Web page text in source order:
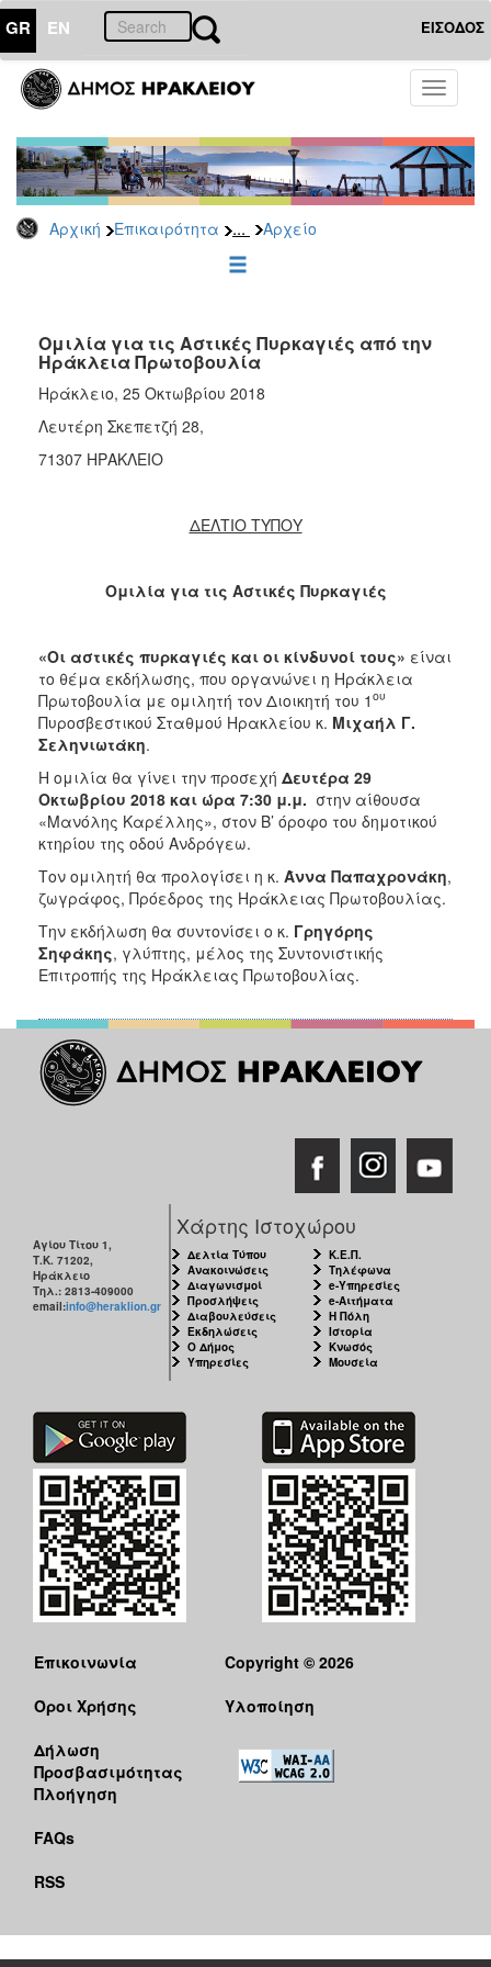
GR EN ΕΙΣΟΔΟΣ
Toggle
Αρχική Επικαιρότητα ... Αρχείο
ΕΠΙΚΑΙΡΟΤΗΤΑ
Παρατάξεις
Αρχείο
ΕΠΙΣΚΕΠΤΗΣ
ΗΡΑΚΛΕΙΟ
Ομιλία για τις Αστικές Πυρκαγιές από την
Ηράκλεια Πρωτοβουλία
Ηράκλειο, 25 Οκτωβρίου 2018
Λευτέρη Σκεπετζή 28,
71307 ΗΡΑΚΛΕΙΟ
ΔΕΛΤΙΟ ΤΥΠΟΥ
Ομιλία για τις Αστικές Πυρκαγιές
«Οι αστικές πυρκαγιές και οι κίνδυνοί τους» είναι
το θέμα εκδήλωσης, που οργανώνει η Ηράκλεια
Πρωτοβουλία με ομιλητή τον Διοικητή του 1 ου
Πυροσβεστικού Σταθμού Ηρακλείου κ. Μιχαήλ Γ.
Σεληνιωτάκη.
Η ομιλία θα γίνει την προσεχή Δευτέρα 29
Οκτωβρίου 2018 και ώρα 7:30 μ.μ. στην αίθουσα
«Μανόλης Καρέλλης», στον Β’ όροφο του δημοτικού
κτηρίου της οδού Ανδρόγεω.
Τον ομιλητή θα προλογίσει η κ. Άννα Παπαχρονάκη,
ζωγράφος, Πρόεδρος της Ηράκλειας Πρωτοβουλίας.
Την εκδήλωση θα συντονίσει ο κ. Γρηγόρης
Σηφάκης, γλύπτης, μέλος της Συντονιστικής
Επιτροπής της Ηράκλειας Πρωτοβουλίας.
Αγίου Τίτου 1,
Τ.Κ. 71202,
Ηράκλειο
Τηλ.: 2813-409000
email:info@heraklion.gr
Χάρτης Ιστοχώρου
Δελτία Τύπου
Ανακοινώσεις
Διαγωνισμοί
Προσλήψεις
Διαβουλεύσεις
Εκδηλώσεις
Ο Δήμος
Υπηρεσίες
Κ.Ε.Π.
Τηλέφωνα
e-Υπηρεσίες
e-Αιτήματα
Η Πόλη
Ιστορία
Κνωσός
Μουσεία
Επικοινωνία
Όροι Χρήσης
Δήλωση
Προσβασιμότητας
Πλοήγηση
FAQs
RSS
Copyright © 2026
Υλοποίηση